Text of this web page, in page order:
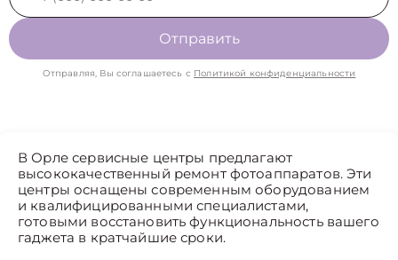
Отправить
Отправляя, Вы соглашаетесь с Политикой конфиденциальности
В Орле сервисные центры предлагают
высококачественный ремонт фотоаппаратов. Эти
центры оснащены современным оборудованием
и квалифицированными специалистами,
готовыми восстановить функциональность вашего
гаджета в кратчайшие сроки.